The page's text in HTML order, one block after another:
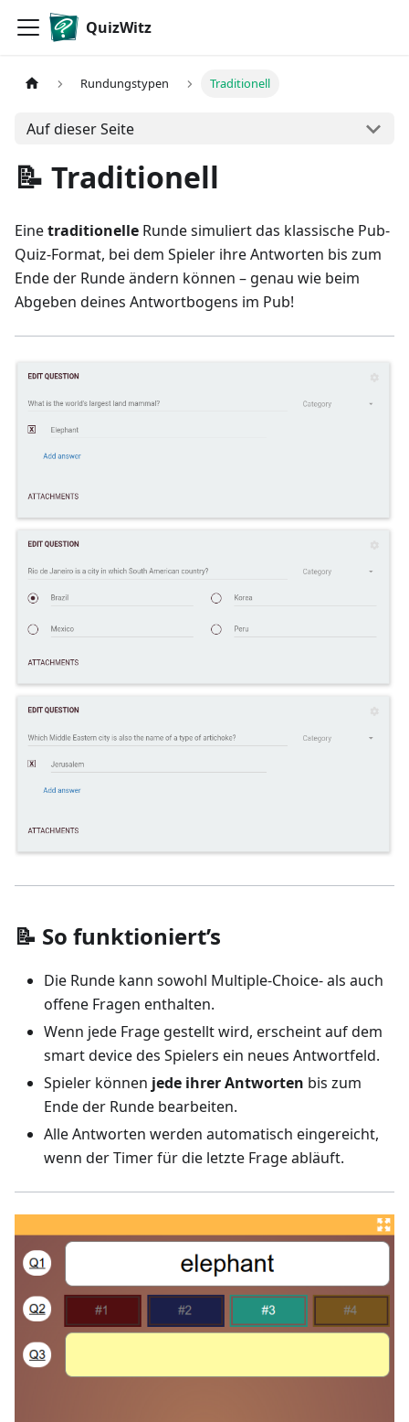
QuizWitz
Rundungstypen Traditionell
Auf dieser Seite
📝 Traditionell
Einetraditionelle Runde simuliert das klassische Pub-
Quiz-Format, bei dem Spieler ihre Antworten bis zum
Ende der Runde ändern können – genau wie beim
Abgeben deines Antwortbogens im Pub!
📝 So funktioniert’s
Die Runde kann sowohl Multiple-Choice- als auch
offene Fragen enthalten.
Wenn jede Frage gestellt wird, erscheint auf dem
smart device des Spielers ein neues Antwortfeld.
Spieler können jede ihrer Antworten bis zum
Ende der Runde bearbeiten.
Alle Antworten werden automatisch eingereicht,
wenn der Timer für die letzte Frage abläuft.